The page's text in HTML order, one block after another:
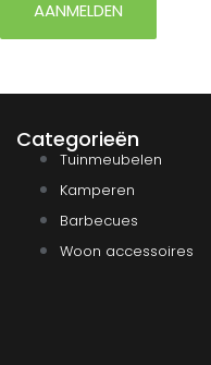
AANMELDEN
Categorieën
Tuinmeubelen
Kamperen
Barbecues
Woon accessoires